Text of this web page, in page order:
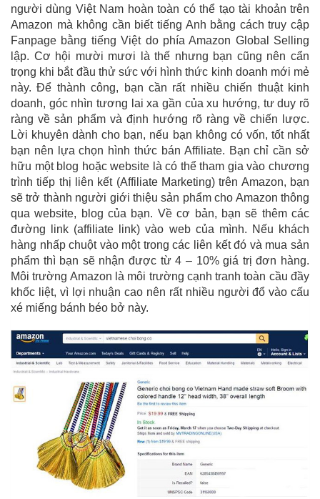
người dùng Việt Nam hoàn toàn có thể tạo tài khoản trên
Amazon mà không cần biết tiếng Anh bằng cách truy cập
Fanpage bằng tiếng Việt do phía Amazon Global Selling
lập. Cơ hội mười mươi là thế nhưng bạn cũng nên cẩn
trọng khi bắt đầu thử sức với hình thức kinh doanh mới mẻ
này. Để thành công, bạn cần rất nhiều chiến thuật kinh
doanh, góc nhìn tương lai xa gần của xu hướng, tư duy rõ
ràng về sản phẩm và định hướng rõ ràng về chiến lược.
Lời khuyên dành cho bạn, nếu bạn không có vốn, tốt nhất
bạn nên lựa chọn hình thức bán Affiliate. Bạn chỉ cần sở
hữu một blog hoặc website là có thể tham gia vào chương
trình tiếp thị liên kết (Affiliate Marketing) trên Amazon, bạn
sẽ trở thành người giới thiệu sản phẩm cho Amazon thông
qua website, blog của bạn. Về cơ bản, bạn sẽ thêm các
đường link (affiliate link) vào web của mình. Nếu khách
hàng nhấp chuột vào một trong các liên kết đó và mua sản
phẩm thì bạn sẽ nhận được từ 4 – 10% giá trị đơn hàng.
Môi trường Amazon là môi trường cạnh tranh toàn cầu đầy
khốc liệt, vì lợi nhuận cao nên rất nhiều người đổ vào cấu
xé miếng bánh béo bở này.